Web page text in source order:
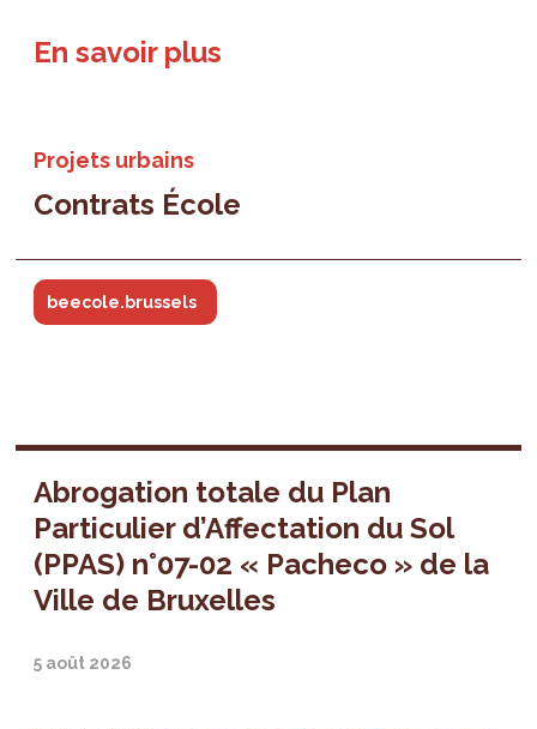
En savoir plus
Projets urbains
Contrats École
beecole.brussels
Abrogation totale du Plan
Particulier d’Affectation du Sol
(PPAS) n°07-02 « Pacheco » de la
Ville de Bruxelles
5 août 2026